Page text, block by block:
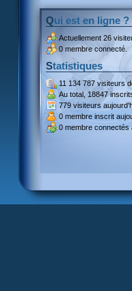
Qui est en ligne ?
Actuellement 26
0 membre connecté.
Statistiques
11 134 787 visiteurs
Au total, 18847
779 visiteurs
0 membre inscrit
0 membre connectés